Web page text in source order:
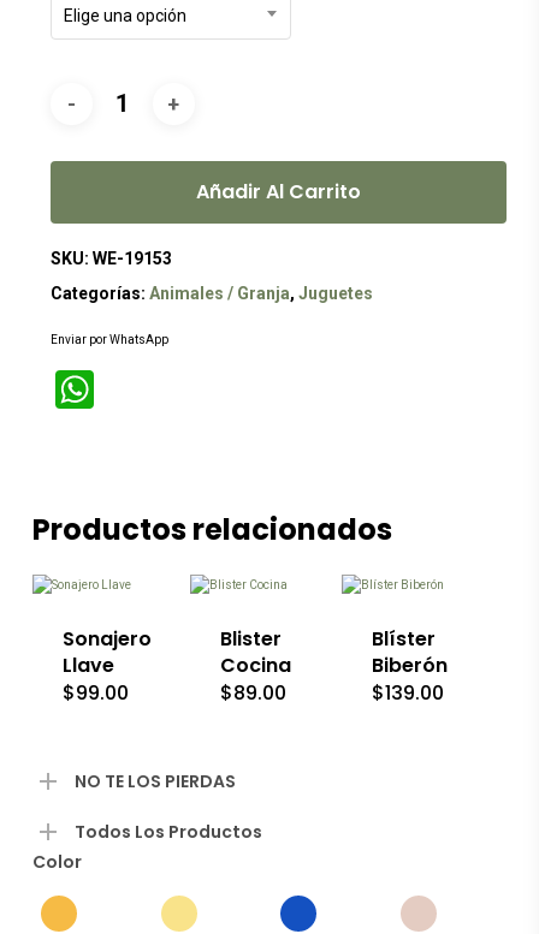
Elige una opción
Añadir Al Carrito
SKU: WE-19153
Categorías: Animales / Granja, Juguetes
Enviar por WhatsApp
WhatsApp
Productos relacionados
Sonajero
Llave
$99.00
Blister
Cocina
$89.00
Blíster
Biberón
$139.00
NO TE LOS PIERDAS
Todos Los Productos
Color